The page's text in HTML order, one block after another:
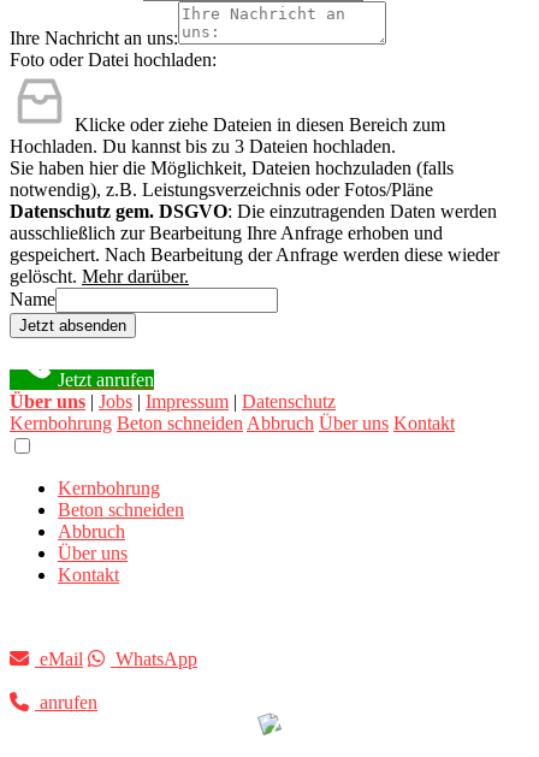
Ihre Nachricht an uns:
Foto oder Datei hochladen:
Klicke oder ziehe Dateien in diesen Bereich zum
Hochladen. Du kannst bis zu 3 Dateien hochladen.
Sie haben hier die Möglichkeit, Dateien hochzuladen (falls
notwendig), z.B. Leistungsverzeichnis oder Fotos/Pläne
Datenschutz gem. DSGVO: Die einzutragenden Daten werden
ausschließlich zur Bearbeitung Ihre Anfrage erhoben und
gespeichert. Nach Bearbeitung der Anfrage werden diese wieder
gelöscht. Mehr darüber.
Name
Jetzt absenden
Jetzt anrufen
Über uns | Jobs | Impressum | Datenschutz
Kernbohrung Beton schneiden Abbruch Über uns Kontakt
Kernbohrung
Beton schneiden
Abbruch
Über uns
Kontakt
eMail WhatsApp
anrufen